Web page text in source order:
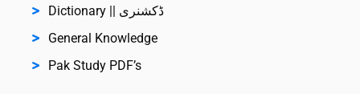
Dictionary || ڈکشنری
General Knowledge
Pak Study PDF’s